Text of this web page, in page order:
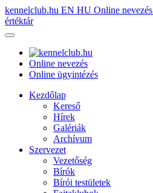
kennelclub.hu EN HU Online nevezés
értéktár
Online nevezés
Online ügyintézés
Kezdőlap
Kereső
Hírek
Galériák
Archívum
Szervezet
Vezetőség
Bírók
Bírói testületek